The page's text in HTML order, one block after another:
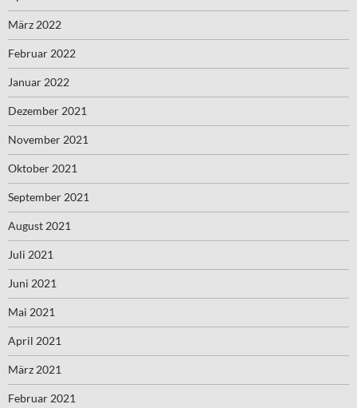
März 2022
Februar 2022
Januar 2022
Dezember 2021
November 2021
Oktober 2021
September 2021
August 2021
Juli 2021
Juni 2021
Mai 2021
April 2021
März 2021
Februar 2021